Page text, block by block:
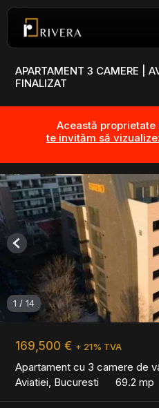
APARTAMENT 3 CAMERE |
FINALIZAT
Această
te invităm să
169,500 € + 21% TVA
Apartament cu 3 camere de
Aviatiei, Bucuresti
69.2 mp
1 / 14
Previous